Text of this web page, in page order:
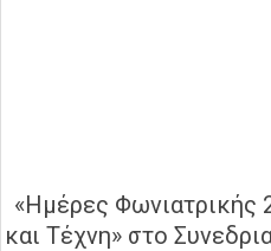
«Ημέρες Φωνιατρικής
και Τέχνη» στο